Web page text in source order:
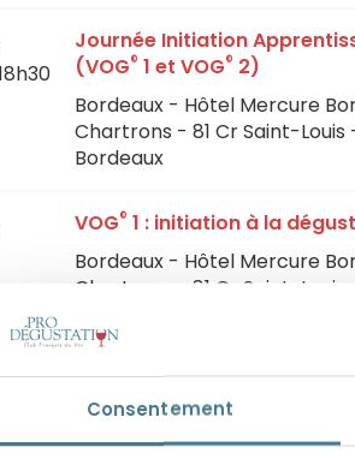
Consentement
Journée Initiation
(VOG® 1 et VOG® 2)
Bordeaux - Hôtel Mercure
Chartrons - 81 Cr Saint-Louis
Bordeaux
VOG® 1 : initiation à la
Bordeaux - Hôtel Mercure
Chartrons - 81 Cr Saint-Louis
VOG®1 : initiation à la
Bordeaux - Hôtel Mercure
Chartrons - 81 Cr Saint-Louis